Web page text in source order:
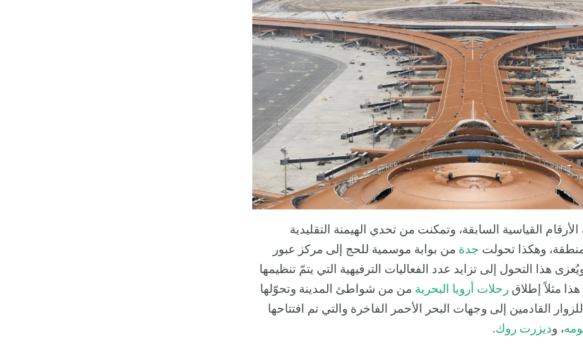
القياسية السابقة، وتمكنت من تحدي الهيمنة التقليدية
وهكذا تحولت جدة من بوابة موسمية للحج إلى مركز عبور
هذا التحول إلى تزايد عدد الفعاليات الترفيهية التي يتمّ تنظيمها
مثلاً إطلاق رحلات أرويا البحرية من من شواطئ المدينة وتحوّلها
القادمين إلى وجهات البحر الأحمر الفاخرة والتي تم افتتاحها
، وديزرت روك.